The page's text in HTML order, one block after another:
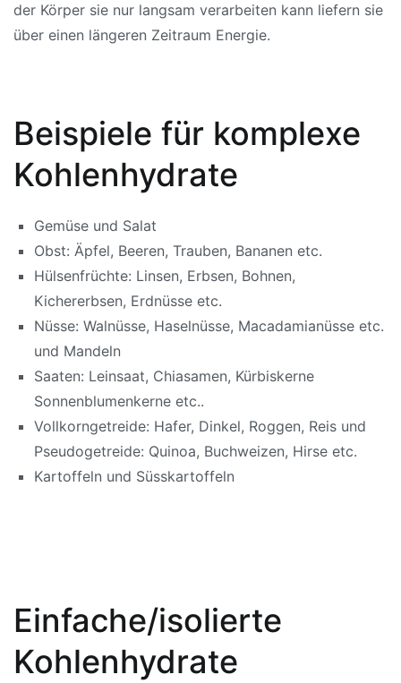
der Körper sie nur langsam verarbeiten kann liefern sie
über einen längeren Zeitraum Energie.
Beispiele für komplexe
Kohlenhydrate
Gemüse und Salat
Obst: Äpfel, Beeren,Trauben, Bananen etc.
Hülsenfrüchte: Linsen, Erbsen, Bohnen,
Kichererbsen, Erdnüsse etc.
Nüsse: Walnüsse, Haselnüsse, Macadamianüsse etc.
und Mandeln
Saaten: Leinsaat, Chiasamen, Kürbiskerne
Sonnenblumenkerne etc..
Vollkorngetreide: Hafer, Dinkel, Roggen, Reis und
Pseudogetreide: Quinoa, Buchweizen, Hirse etc.
Kartoffeln und Süsskartoffeln
Einfache/isolierte
Kohlenhydrate